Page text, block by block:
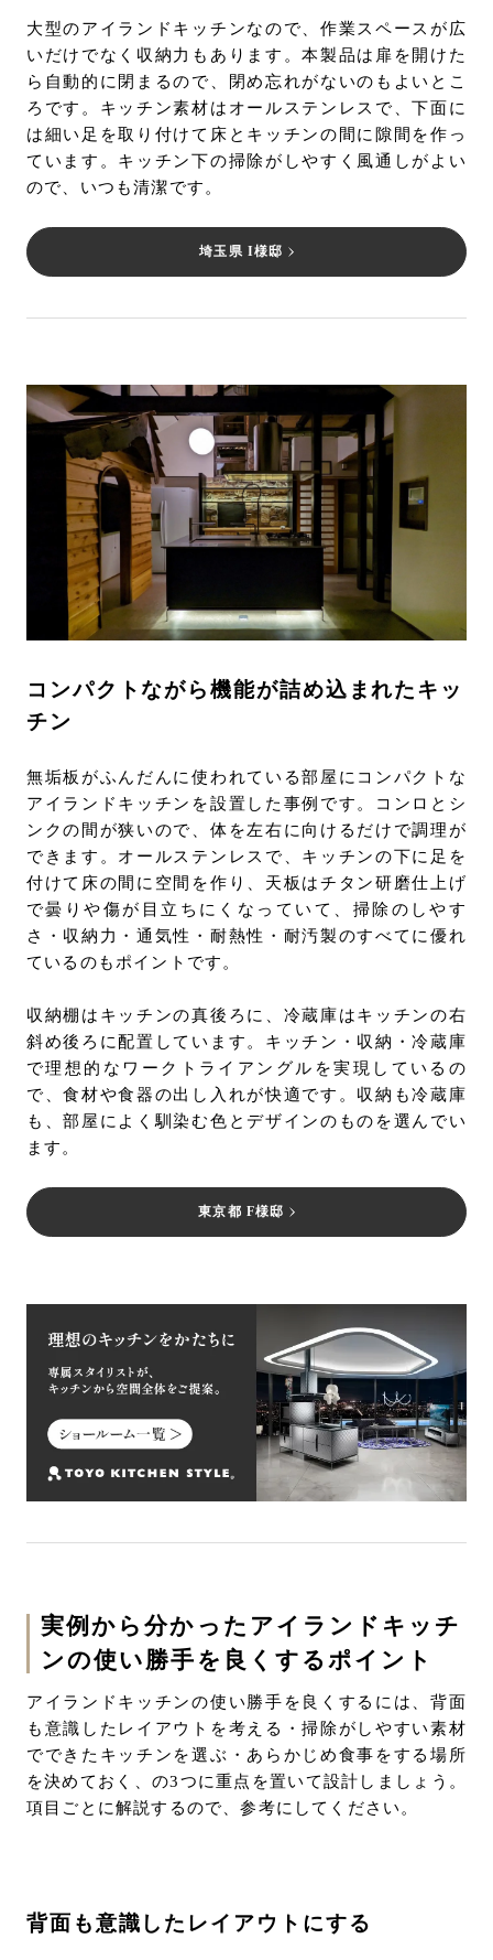
大型のアイランドキッチンなので、作業スペースが広
いだけでなく収納力もあります。本製品は扉を開けた
ら自動的に閉まるので、閉め忘れがないのもよいとこ
ろです。キッチン素材はオールステンレスで、下面に
は細い足を取り付けて床とキッチンの間に隙間を作っ
ています。キッチン下の掃除がしやすく風通しがよい
ので、いつも清潔です。
埼玉県 I様邸
コンパクトながら機能が詰め込まれたキッ
チン
無垢板がふんだんに使われている部屋にコンパクトな
アイランドキッチンを設置した事例です。コンロとシ
ンクの間が狭いので、体を左右に向けるだけで調理が
できます。オールステンレスで、キッチンの下に足を
付けて床の間に空間を作り、天板はチタン研磨仕上げ
で曇りや傷が目立ちにくなっていて、掃除のしやす
さ・収納力・通気性・耐熱性・耐汚製のすべてに優れ
ているのもポイントです。
収納棚はキッチンの真後ろに、冷蔵庫はキッチンの右
斜め後ろに配置しています。キッチン・収納・冷蔵庫
で理想的なワークトライアングルを実現しているの
で、食材や食器の出し入れが快適です。収納も冷蔵庫
も、部屋によく馴染む色とデザインのものを選んでい
ます。
東京都 F様邸
実例から分かったアイランドキッチ
ンの使い勝手を良くするポイント
アイランドキッチンの使い勝手を良くするには、背面
も意識したレイアウトを考える・掃除がしやすい素材
でできたキッチンを選ぶ・あらかじめ食事をする場所
を決めておく、の3つに重点を置いて設計しましょう。
項目ごとに解説するので、参考にしてください。
背面も意識したレイアウトにする